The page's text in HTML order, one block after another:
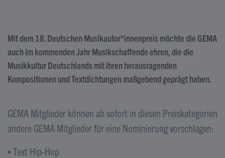
Mit dem 18. Deutschen Musikautor*innenpreis möchte die GEMA
auch im kommenden Jahr Musikschaffende ehren, die die
Musikkultur Deutschlands mit ihren herausragenden
Kompositionen und Textdichtungen maßgebend geprägt haben.
GEMA Mitglieder können ab sofort in diesen Preiskategorien
andere GEMA Mitglieder für eine Nominierung vorschlagen:
▪ Text Hip-Hop